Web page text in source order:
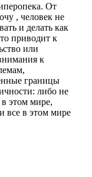
От
, человек не
и делать как
приводит к
или
к
границы
либо не
этом мире,
все в этом мире